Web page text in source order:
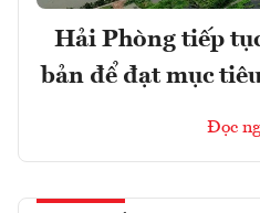
Hải Phòng tiếp
bản để đạt mục
Đọc